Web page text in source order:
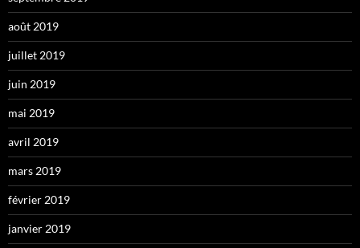
août 2019
juillet 2019
juin 2019
mai 2019
avril 2019
mars 2019
février 2019
janvier 2019